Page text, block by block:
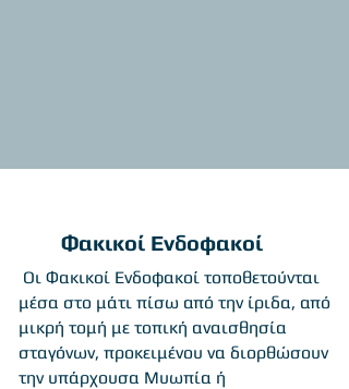
Φακικοί Ενδοφακοί
Οι Φακικοί Ενδοφακοί τοποθετούνται
μέσα στο μάτι πίσω από την ίριδα, από
μικρή τομή με τοπική αναισθησία
σταγόνων, προκειμένου να διορθώσουν
την υπάρχουσα Μυωπία ή